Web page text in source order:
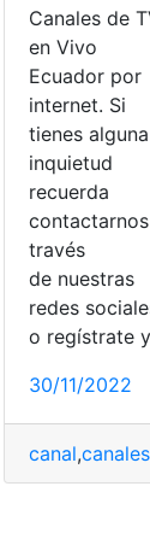
Plataforma,
Canales de
en Vivo
Ecuador por
internet. Si
tienes alguna
inquietud
recuerda
través
de nuestras
redes
o regístrate y
30/11/2022
canal,canales